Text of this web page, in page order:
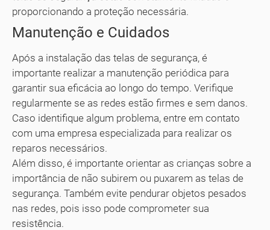
proporcionando a proteção necessária.
Manutenção e Cuidados
Após a instalação das telas de segurança, é
importante realizar a manutenção periódica para
garantir sua eficácia ao longo do tempo. Verifique
regularmente se as redes estão firmes e sem danos.
Caso identifique algum problema, entre em contato
com uma empresa especializada para realizar os
reparos necessários.
Além disso, é importante orientar as crianças sobre a
importância de não subirem ou puxarem as telas de
segurança. Também evite pendurar objetos pesados
nas redes, pois isso pode comprometer sua
resistência.